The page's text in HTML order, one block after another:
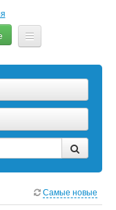
Самые новые